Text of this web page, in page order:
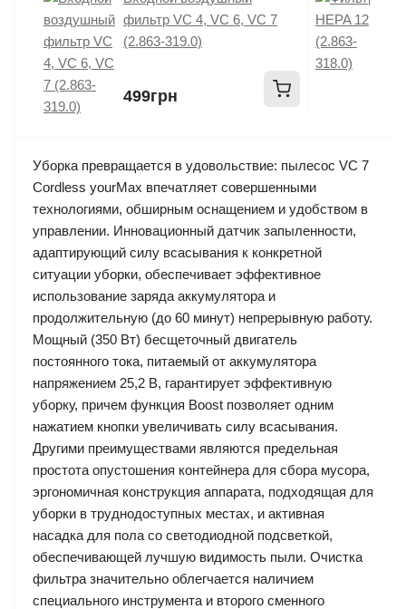
фильтр VC 4, VC 6, VC 7
(2.863-319.0)
499грн
Уборка превращается в удовольствие: пылесос VC 7
Cordless yourMax впечатляет совершенными
технологиями, обширным оснащением и удобством в
управлении. Инновационный датчик запыленности,
адаптирующий силу всасывания к конкретной
ситуации уборки, обеспечивает эффективное
использование заряда аккумулятора и
продолжительную (до 60 минут) непрерывную работу.
Мощный (350 Вт) бесщеточный двигатель
постоянного тока, питаемый от аккумулятора
напряжением 25,2 В, гарантирует эффективную
уборку, причем функция Boost позволяет одним
нажатием кнопки увеличивать силу всасывания.
Другими преимуществами являются предельная
простота опустошения контейнера для сбора мусора,
эргономичная конструкция аппарата, подходящая для
уборки в труднодоступных местах, и активная
насадка для пола со светодиодной подсветкой,
обеспечивающей лучшую видимость пыли. Очистка
фильтра значительно облегчается наличием
специального инструмента и второго сменного